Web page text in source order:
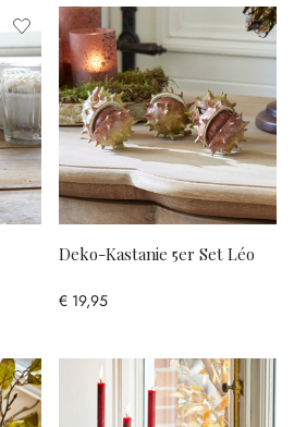
Deko-Kastanie 5er Set Léo
€ 19,95